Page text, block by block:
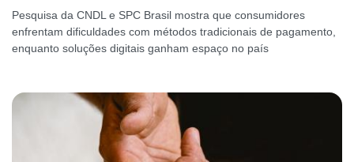
Pesquisa da CNDL e SPC Brasil mostra que consumidores
enfrentam dificuldades com métodos tradicionais de pagamento,
enquanto soluções digitais ganham espaço no país